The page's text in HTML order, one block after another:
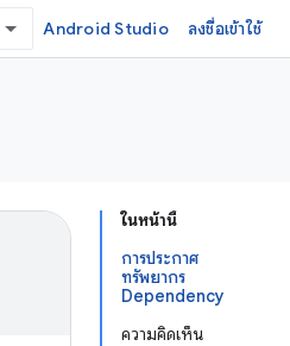
Android Studio ลงชื่อเข้าใช้
ในหน้านี้
การประกาศ
ทรัพยากร
Dependency
ความคิดเห็น